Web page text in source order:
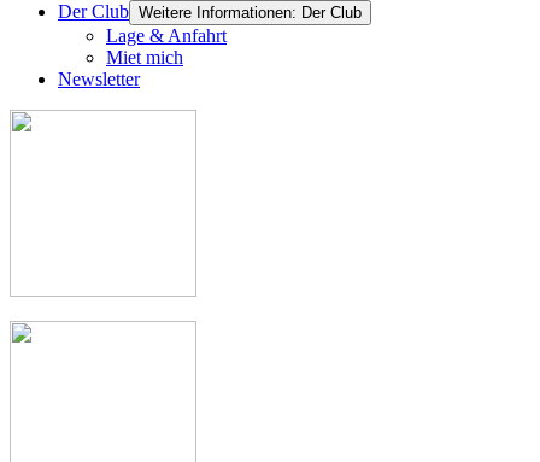
Der Club Weitere Informationen: Der Club
Lage & Anfahrt
Miet mich
Newsletter